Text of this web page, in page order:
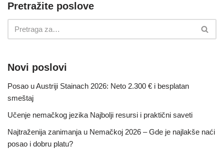
Pretražite poslove
Novi poslovi
Posao u Austriji Stainach 2026: Neto 2.300 € i besplatan
smeštaj
Učenje nemačkog jezika Najbolji resursi i praktični saveti
Najtraženija zanimanja u Nemačkoj 2026 – Gde je najlakše naći
posao i dobru platu?